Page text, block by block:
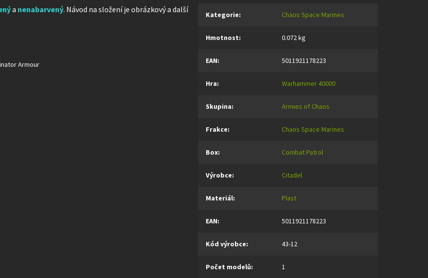
a nenabarvený. Návod na složení je obrázkový a další
Armour
Kategorie: Chaos Space Marines
Hmotnost: 0.072 kg
EAN: 5011921178223
Hra: Warhammer 40000
Skupina: Armies of Chaos
Frakce: Chaos Space Marines
Box: Combat Patrol
Výrobce: Citadel
Materiál: Plast
EAN: 5011921178223
Kód výrobce: 43-12
Počet modelů: 1